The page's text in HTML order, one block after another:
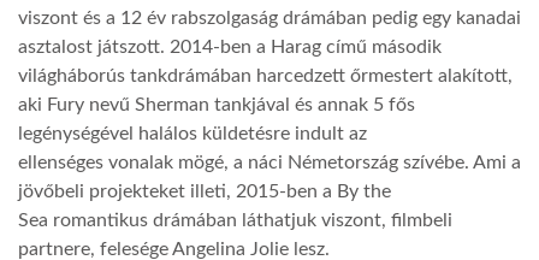
viszont és a 12 év rabszolgaság drámában pedig egy kanadai
asztalost játszott. 2014-ben a Harag című második
világháborús tankdrámában harcedzett őrmestert alakított,
aki Fury nevű Sherman tankjával és annak 5 fős
legénységével halálos küldetésre indult az
ellenséges vonalak mögé, a náci Németország szívébe. Ami a
jövőbeli projekteket illeti, 2015-ben a By the
Sea romantikus drámában láthatjuk viszont, filmbeli
partnere, felesége Angelina Jolie lesz.